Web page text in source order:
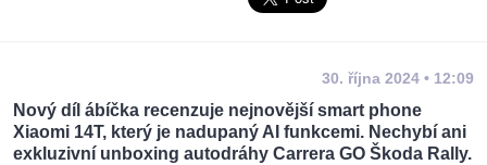
30. října 2024 • 12:09
Nový díl ábíčka recenzuje nejnovější smart phone
Xiaomi 14T, který je nadupaný AI funkcemi. Nechybí ani
exkluzivní unboxing autodráhy Carrera GO Škoda Rally.